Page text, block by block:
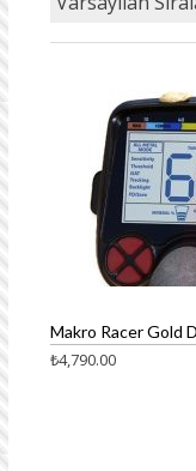
Makro Racer Gold
₺4,790.00